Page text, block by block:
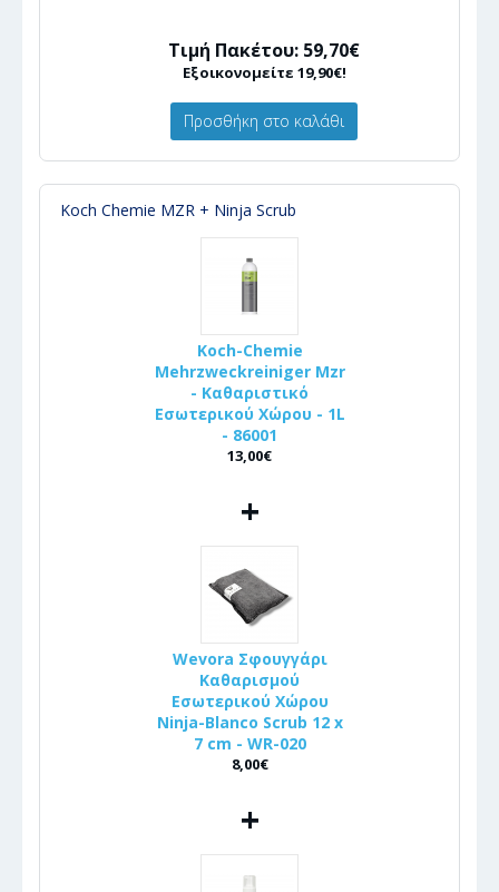
Τιμή Πακέτου: 59,70€
Εξοικονομείτε 19,90€!
Προσθήκη στο καλάθι
Koch Chemie MZR + Ninja Scrub
Koch-Chemie
Mehrzweckreiniger Mzr
- Καθαριστικό
Εσωτερικού Χώρου - 1L
- 86001
13,00€
+
Wevora Σφουγγάρι
Καθαρισμού
Εσωτερικού Χώρου
Ninja-Blanco Scrub 12 x
7 cm - WR-020
8,00€
+